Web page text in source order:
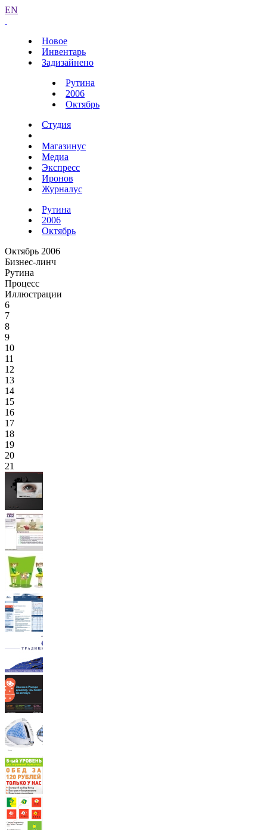
EN
Новое
Инвентарь
Задизайнено
Рутина
2006
Октябрь
Студия
Магазинус
Медиа
Экспресс
Иронов
Журналус
Рутина
2006
Октябрь
Октябрь 2006
Бизнес-линч
Рутина
Процесс
Иллюстрации
6
7
8
9
10
11
12
13
14
15
16
17
18
19
20
21